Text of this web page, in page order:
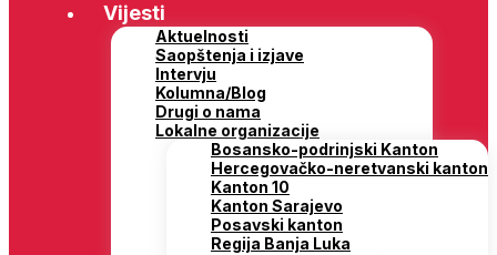
Vijesti
Aktuelnosti
Saopštenja i izjave
Intervju
Kolumna/Blog
Drugi o nama
Lokalne organizacije
Bosansko-podrinjski Kanton
Hercegovačko-neretvanski kanton
Kanton 10
Kanton Sarajevo
Posavski kanton
Regija Banja Luka